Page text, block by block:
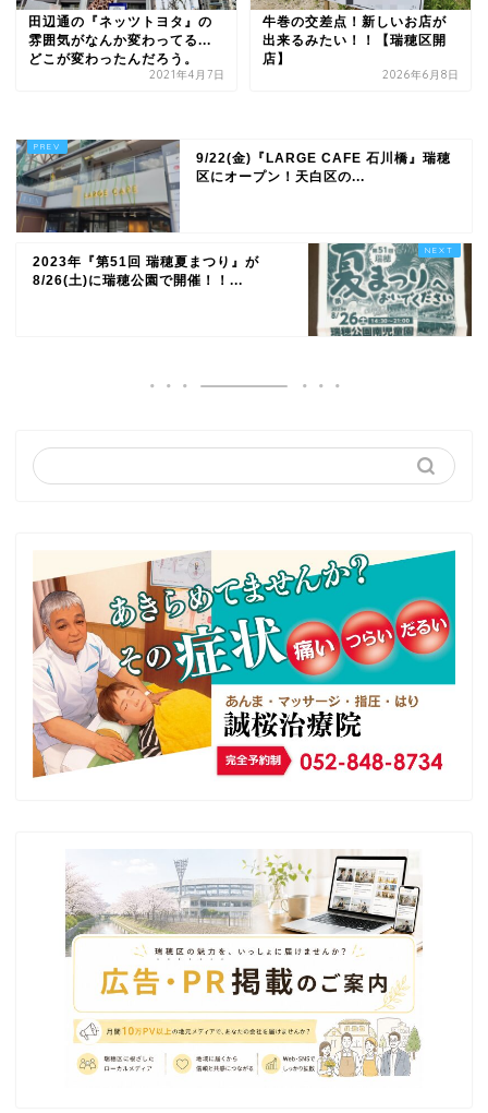
田辺通の『ネッツトヨタ』の
雰囲気がなんか変わってる...
どこが変わったんだろう。
2021年4月7日
牛巻の交差点！新しいお店が
出来るみたい！！【瑞穂区開
店】
2026年6月8日
9/22(金)『LARGE CAFE 石川橋』瑞穂
区にオープン！天白区の...
2023年『第51回 瑞穂夏まつり』が
8/26(土)に瑞穂公園で開催！！...